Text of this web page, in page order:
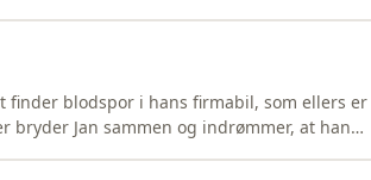
finder blodspor i hans firmabil, som ellers er
Jan sammen og indrømmer, at han